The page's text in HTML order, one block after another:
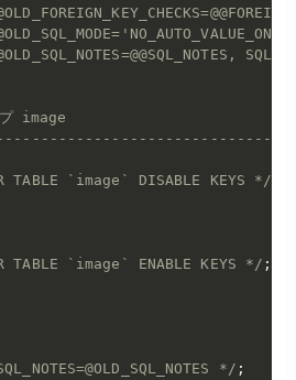
image
TABLE `image` DISABLE KEYS */
TABLE `image` ENABLE KEYS */ ;
*/ ;